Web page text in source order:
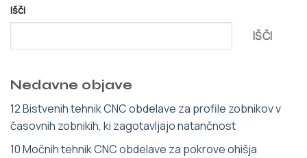
Išči
IŠČI
Nedavne objave
12 Bistvenih tehnik CNC obdelave za profile zobnikov v
časovnih zobnikih, ki zagotavljajo natančnost
10 Močnih tehnik CNC obdelave za pokrove ohišja